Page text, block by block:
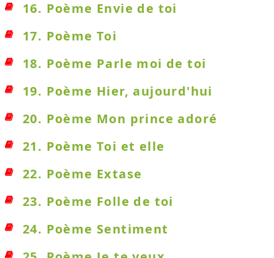
16. Poème Envie de toi
17. Poème Toi
18. Poème Parle moi de toi
19. Poème Hier, aujourd'hui
20. Poème Mon prince adoré
21. Poème Toi et elle
22. Poème Extase
23. Poème Folle de toi
24. Poème Sentiment